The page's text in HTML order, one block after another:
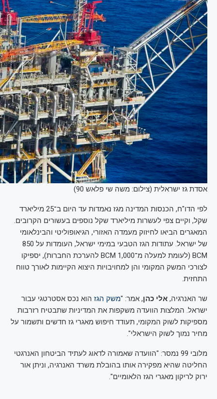
אסדת גז ישראלית (צילום: משה שי פלאש 90)
לפי הדו"ח, הכנסות המדינה מגז נאמדות עד היום ב־25 מיליארד
שקל, וקיים צפי לעשרות מיליארד שקל נוספים בעשורים הקרובים.
המאגרים הביאו לחיזוק מעמדה האזורי, הגיאופוליטי והבינלאומי
של ישראל. עתודות הגז הטבעי במימי ישראל, העומדות על 850
BCM (לעומת למעלה מ־1,000 BCM להערכת החברות), יספיקו
לצורכי המשק המקומי והן למחויבויות היצוא הקיימות לאורך טווח
התחזית.
שר האנרגיה, אלי כהן, אמר: "משק הגז הוא נכס אסטרטגי עבור
ישראל. המלצות הוועדה משקפות את המדיניות שתבטיח רזרבות
מספיקות לשוק המקומי, תעודד חיפוש מאגרי גז חדשים ותשמור על
מחיר נמוך לשוק הישראלי".
מלובי 99 נמסר: "הוועדה שאמורה לדאוג לעתיד הביטחון האנרגטי
החליטה שהיא מפקירה אותו בהובלת משרד האנרגיה, וניתן אור
ירוק לריקון מאגרי הגז הלאומיים".